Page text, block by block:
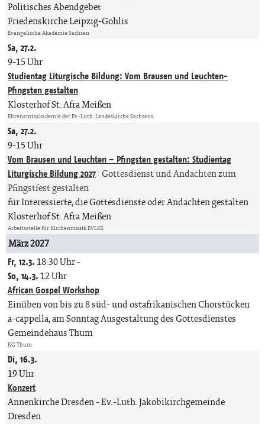
Politisches Abendgebet
Friedenskirche Leipzig-Gohlis
Evangelische Akademie Sachsen
Sa, 27.2.
9-15 Uhr
Studientag Liturgische Bildung: Vom Brausen und Leuchten-
Pfingsten gestalten
Klosterhof St. Afra Meißen
Ehrenamtsakademie der Ev.-Luth. Landeskirche Sachsens
Sa, 27.2.
9-15 Uhr
Vom Brausen und Leuchten – Pfingsten gestalten: Studientag
Liturgische Bildung 2027:Gottesdienst und Andachten zum
Pfingstfest gestalten
für Interessierte, die Gottesdienste oder Andachten gestalten
Klosterhof St. Afra Meißen
Arbeitsstelle für Kirchenmusik EVLKS
März 2027
Fr, 12.3.18:30 Uhr-
So, 14.3.12 Uhr
African Gospel Workshop
Einüben von bis zu 8 süd- und ostafrikanischen Chorstücken
a-cappella, am Sonntag Ausgestaltung des Gottesdienstes
Gemeindehaus Thum
KG Thum
Di, 16.3.
19 Uhr
Konzert
Annenkirche Dresden Ev.-Luth. Jakobikirchgemeinde
Dresden